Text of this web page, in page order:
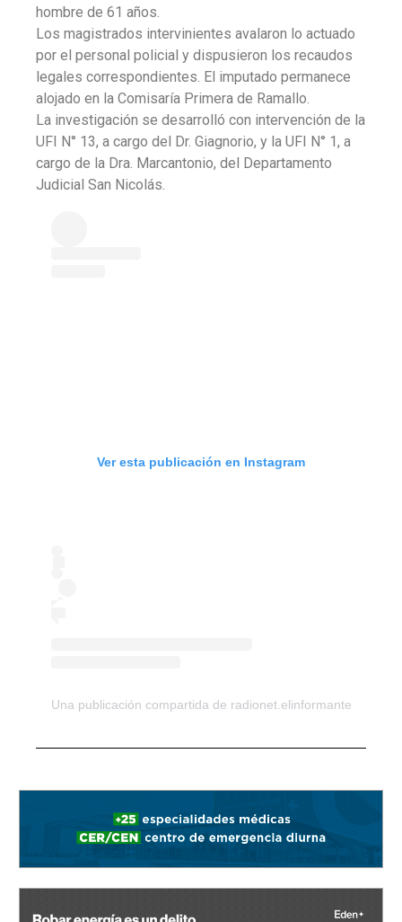
hombre de 61 años.
Los magistrados intervinientes avalaron lo actuado
por el personal policial y dispusieron los recaudos
legales correspondientes. El imputado permanece
alojado en la Comisaría Primera de Ramallo.
La investigación se desarrolló con intervención de la
UFI N° 13, a cargo del Dr. Giagnorio, y la UFI N° 1, a
cargo de la Dra. Marcantonio, del Departamento
Judicial San Nicolás.
Ver esta publicación en Instagram
Una publicación compartida de radionet.elinformante